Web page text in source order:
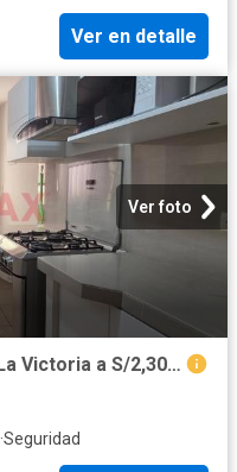
Ver en detalle
Ver foto
Departamento en alquiler en La Victoria a S/2,300 al mes
·Seguridad